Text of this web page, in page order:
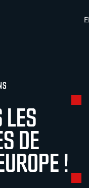
LES
DE
!